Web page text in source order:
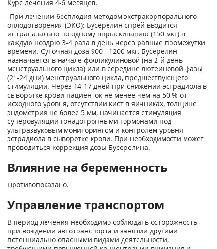
Курс лечения 4-6 месяцев.
-При лечении бесплодия методом экстракорпорального
оплодотворения (ЭКО): Бусерелин спрей вводится
интраназально по одному впрыскиванию (150 мкг) в
каждую ноздрю 3-4 раза в день через равные промежутки
времени. Суточная доза 900 - 1200 мкг. Бусерелин
назначается в начале фолликулиновой (на 2-й день
менструального цикла) или в середине лютеиновой фазы
(21-24 дни) менструального цикла, предшествующего
стимуляции. Через 14-17 дней при снижении эстрадиола в
сыворотке крови пациенток не менее чем на 50 % от
исходного уровня, отсутствии кист в яичниках, толщине
эндометрия не более 5 мм, начинается стимуляция
суперовуляции гонадотропными гормонами под
ультразвуковым мониторингом и контролем уровня
эстрадиола в сыворотке крови. При необходимости может
проводиться коррекция дозы Бусерелина.
Влияние на беременность
Противопоказано.
Управление транспортом
В период лечения необходимо соблюдать осторожность
при вождении автотранспорта и занятии другими
потенциально опасными видами деятельности,